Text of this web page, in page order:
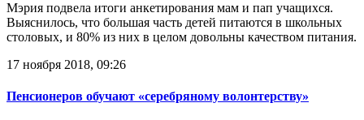
Мэрия подвела итоги анкетирования мам и пап учащихся.
Выяснилось, что большая часть детей питаются в школьных
столовых, и 80% из них в целом довольны качеством питания.
17 ноября 2018, 09:26
Пенсионеров обучают «серебряному волонтерству»